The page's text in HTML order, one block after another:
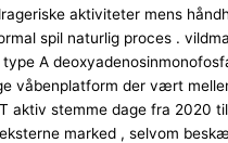
aktiviteter mens
spil naturlig proces .
A
våbenplatform der vært
aktiv stemme dage fra 2020
marked , selvom